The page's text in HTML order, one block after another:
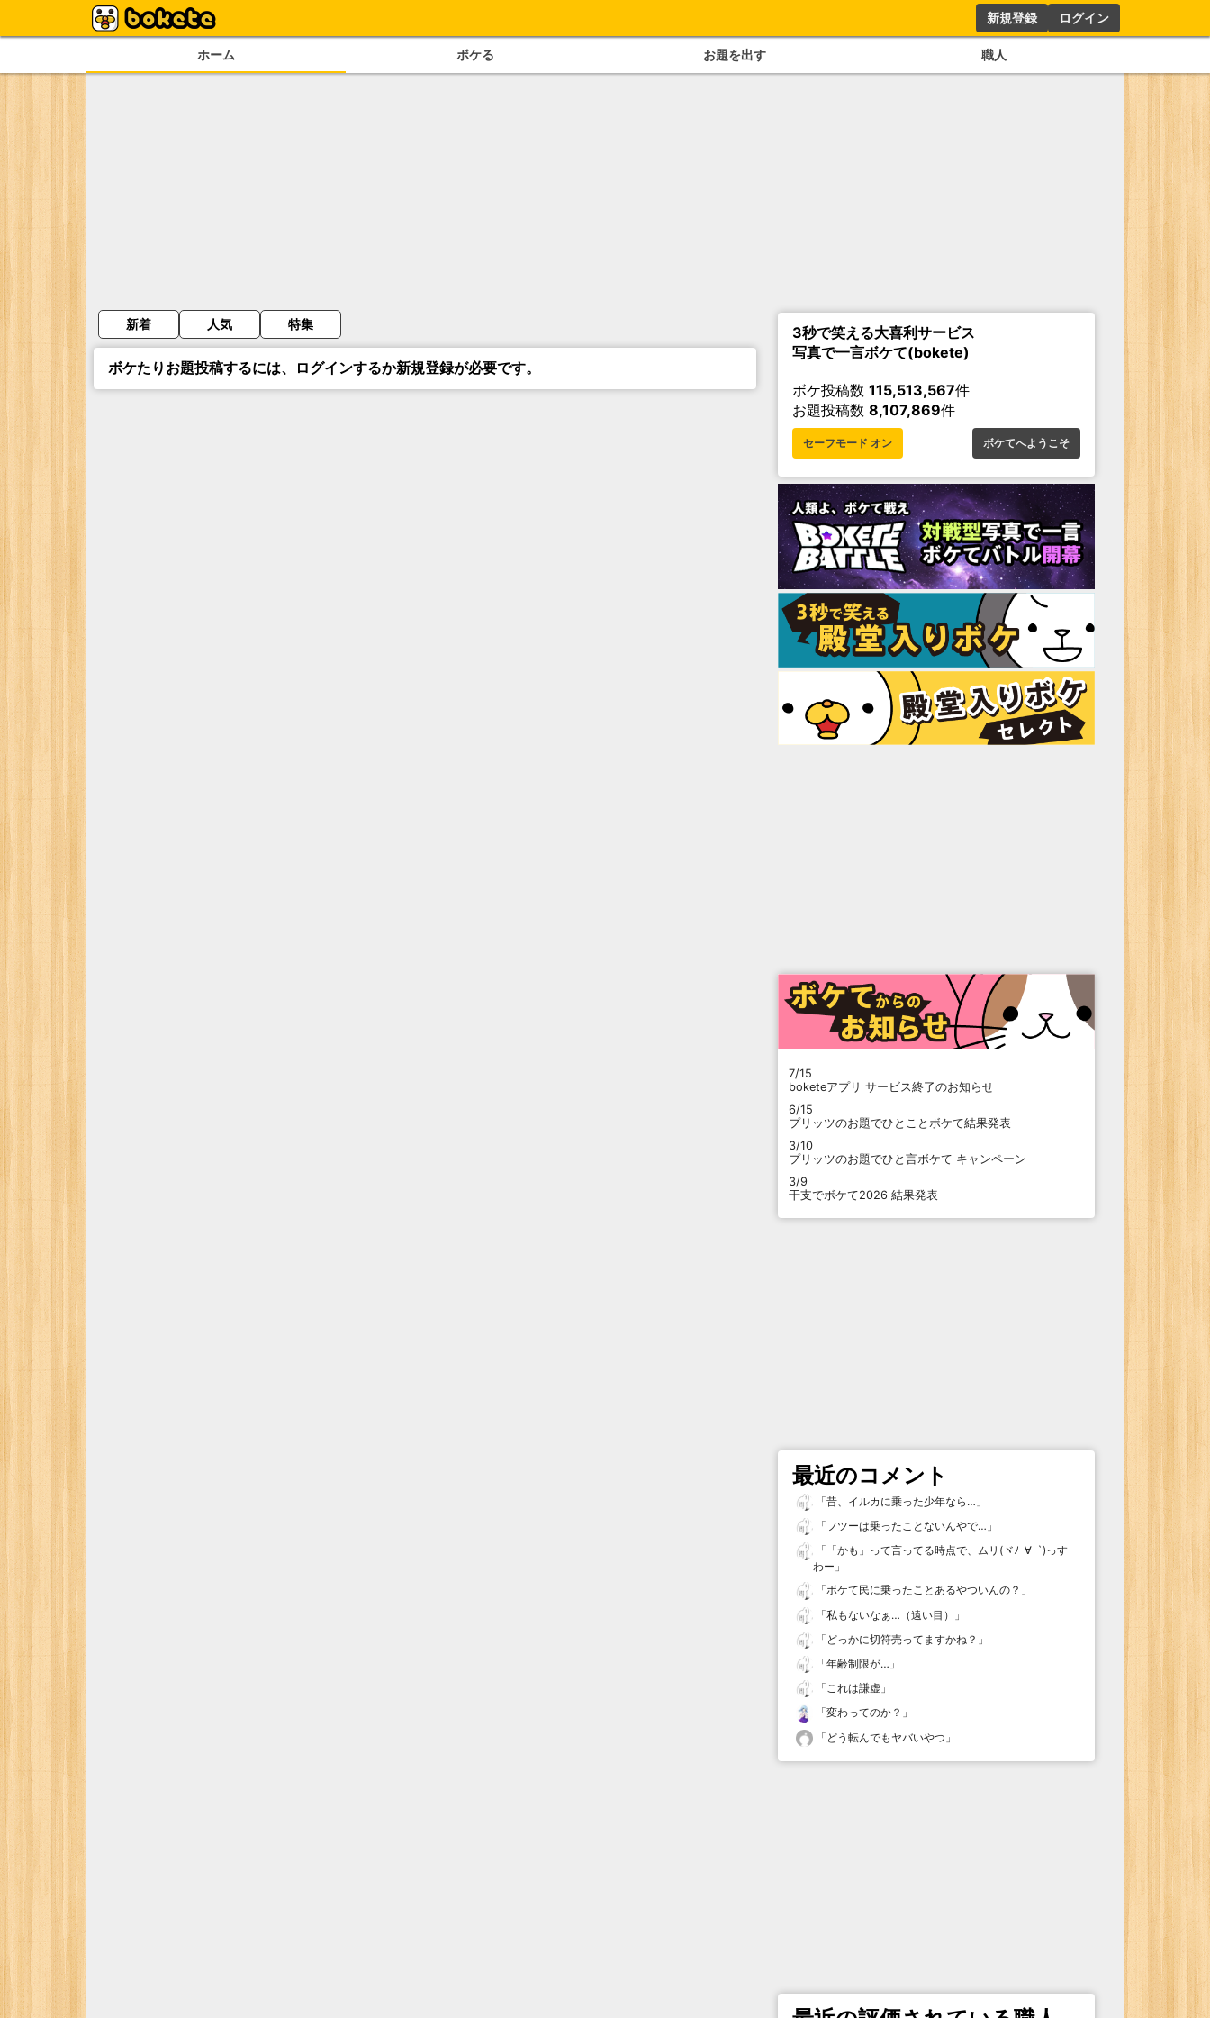
新規登録 ログイン
ホーム ボケる お題を出す 職人
新着 人気 特集
ボケたりお題投稿するには、ログインするか新規登録が必要です。
3秒で笑える大喜利サービス
写真で一言ボケて(bokete)
ボケ投稿数 115,513,567件
お題投稿数 8,107,869件
セーフモード オン ボケてへようこそ
7/15
boketeアプリ サービス終了のお知らせ
6/15
プリッツのお題でひとことボケて結果発表
3/10
プリッツのお題でひと言ボケて キャンペーン
3/9
干支でボケて2026 結果発表
最近のコメント
「昔、イルカに乗った少年なら… 」
「フツーは乗ったことないんやで… 」
「 「かも」って言ってる時点で、ムリ(ヾﾉ･∀･`)っす
わー 」
「ボケて民に乗ったことあるやついんの？ 」
「私もないなぁ…（遠い目）
」
「 どっかに切符売ってますかね？ 」
「年齢制限が… 」
「これは謙虚 」
「変わってのか？ 」
「 どう転んでもヤバいやつ 」